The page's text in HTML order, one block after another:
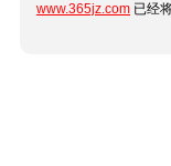
www.365jz.com 已经